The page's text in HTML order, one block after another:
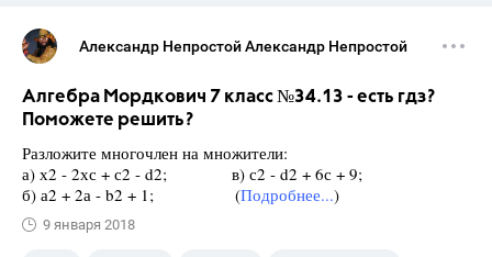
Александр Непростой Александр Непростой
Алгебра Мордкович 7 класс №34.13 - есть гдз?
Поможете решить?
Разложите многочлен на множители:
а) х2 - 2хс + с2 - d2; в) с2 - d2 + 6с + 9;
б) а2 + 2а - b2 + 1; (Подробнее...)
9 января 2018